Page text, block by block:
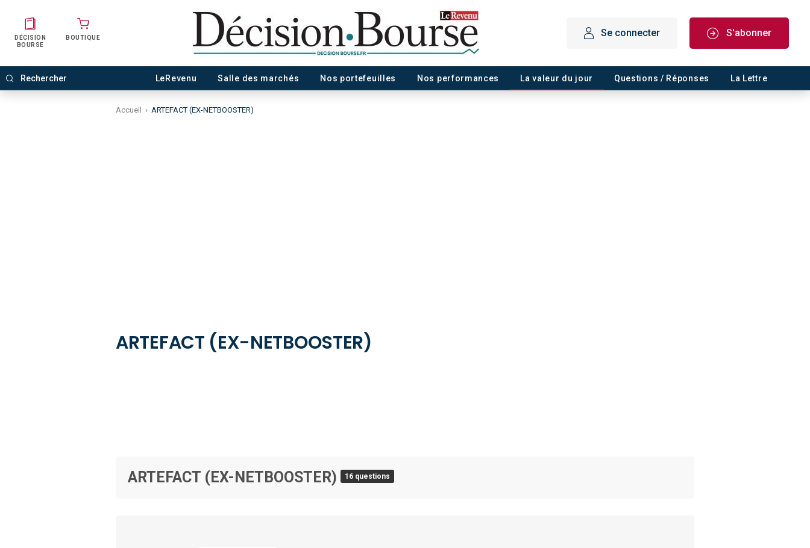
Se connecter S'abonner
DÉCISION
BOURSE
BOUTIQUE
LeRevenu Salle des marchés Nos portefeuilles Nos performances La valeur du jour Questions / Réponses La Lettre
Accueil › ARTEFACT (EX-NETBOOSTER)
ARTEFACT (EX-NETBOOSTER)
ARTEFACT (EX-NETBOOSTER) 16 questions